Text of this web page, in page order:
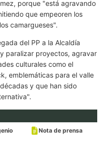
porque "está agravando
que empeoren los
camargueses".
del PP a la Alcaldía
paralizar proyectos, agravar
culturales como el
emblemáticas para el valle
y que han sido
Nota de prensa